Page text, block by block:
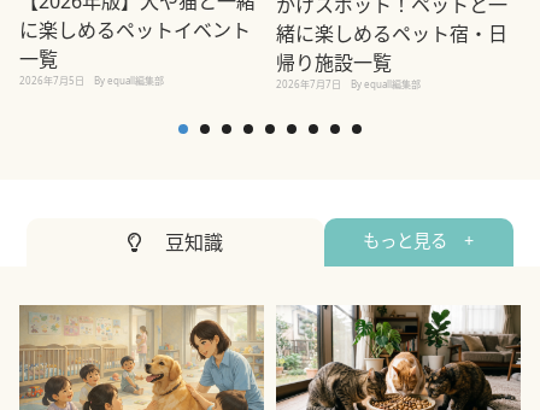
に楽しめるペットイベント
一覧
2026年7月5日 By equall編集部
緒に楽しめるペット宿・日
帰り施設一覧
2026年7月7日 By equall編集部
豆知識 もっと見る +